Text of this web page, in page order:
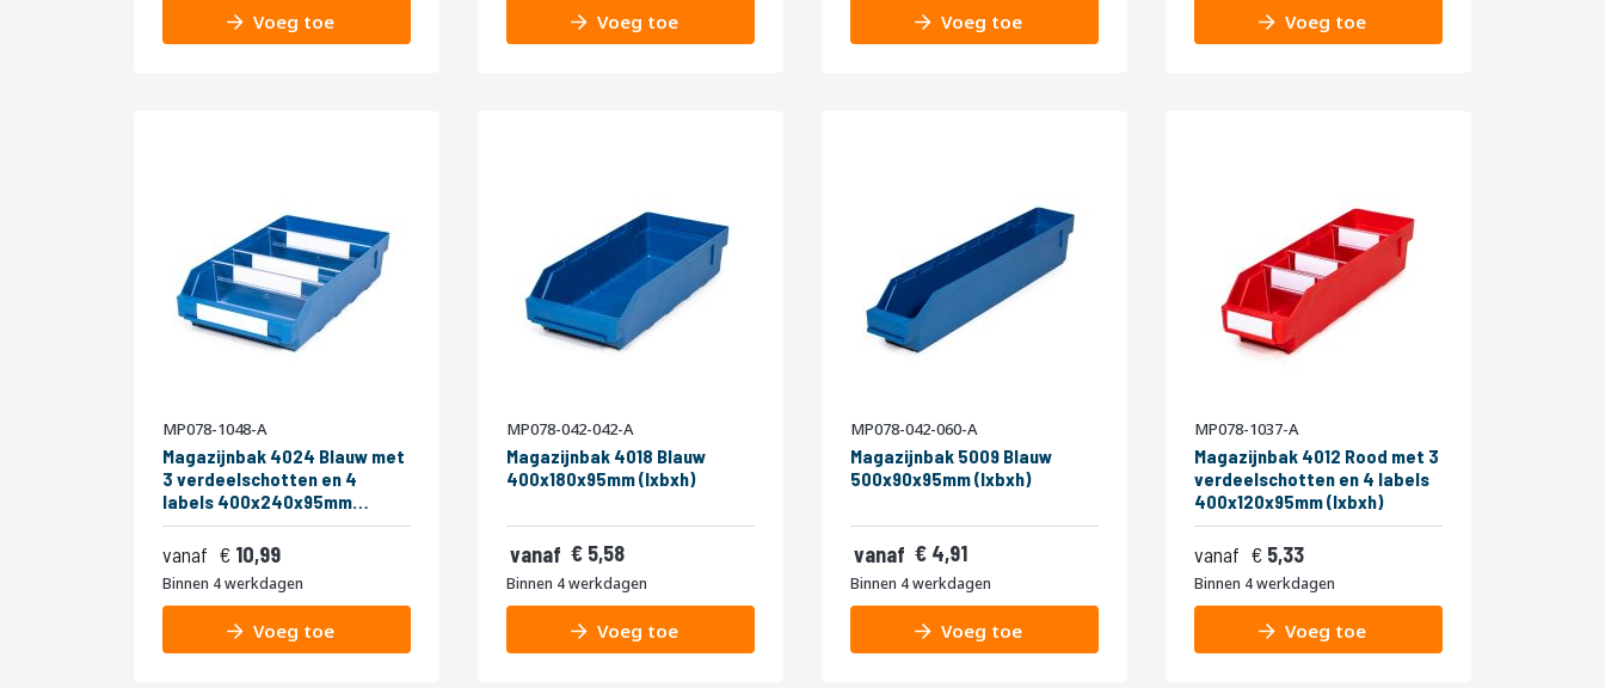
Voeg toe Voeg toe Voeg toe Voeg toe
MP078-1048-A
Magazijnbak 4024 Blauw met
3 verdeelschotten en 4
labels 400x240x95mm
(lxbxh)
vanaf 10,99
Binnen 4 werkdagen
Voeg toe
MP078-042-042-A
Magazijnbak 4018 Blauw
400x180x95mm (lxbxh)
vanaf 5,58
6,75
7,50
Binnen 4 werkdagen
Voeg toe
MP078-042-060-A
Magazijnbak 5009 Blauw
500x90x95mm (lxbxh)
vanaf 4,91
5,94
5,45
6,59
Binnen 4 werkdagen
Voeg toe
MP078-1037-A
Magazijnbak 4012 Rood met 3
verdeelschotten en 4 labels
400x120x95mm (lxbxh)
vanaf 5,33
Binnen 4 werkdagen
Voeg toe